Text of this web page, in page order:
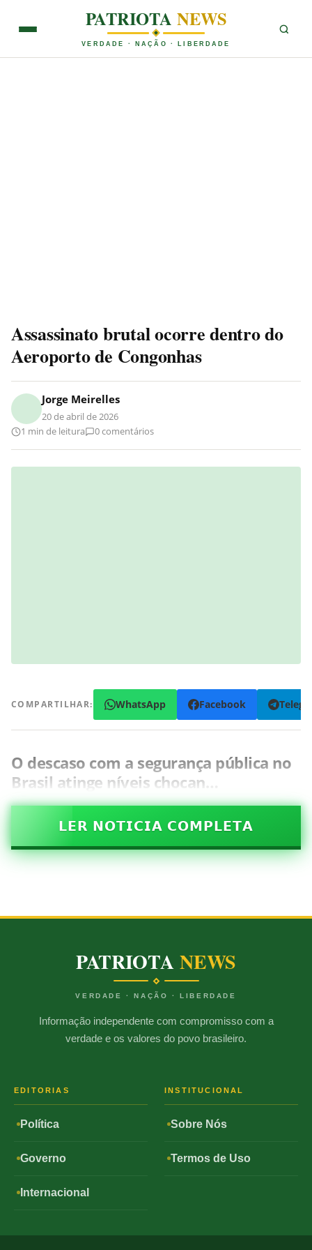
PATRIOTANEWS
VERDADE · NAÇÃO · LIBERDADE
Assassinato brutal ocorre dentro do
Aeroporto de Congonhas
Jorge Meirelles
20 de abril de 2026
1 min de leitura
0 comentários
COMPARTILHAR: WhatsApp Facebook
O descaso com a segurança pública no
Brasil atinge níveis chocan…
𝗟𝗘𝗥 𝗡𝗢𝗧𝗜𝗖𝗜𝗔 𝗖𝗢𝗠𝗣𝗟𝗘𝗧𝗔
PATRIOTANEWS
VERDADE · NAÇÃO · LIBERDADE
Informação independente com compromisso com a
verdade e os valores do povo brasileiro.
EDITORIAS
Política
Governo
Internacional
INSTITUCIONAL
Sobre Nós
Termos de Uso